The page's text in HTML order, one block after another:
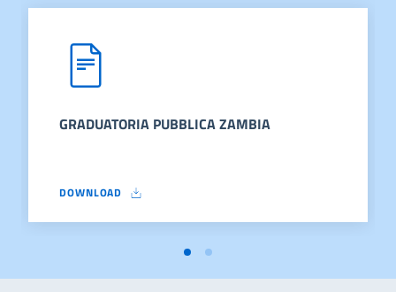
GRADUATORIA PUBBLICA ZAMBIA
DOWNLOAD
GRADUATORIA PUBBLICA ZAMBIA